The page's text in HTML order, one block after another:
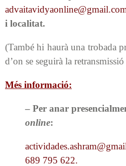
i localitat.
(També hi haurà una trobada
d’on se seguirà la
Més informació:
– Per anar
online:
689 795 622.